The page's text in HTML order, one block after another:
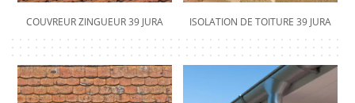
COUVREUR ZINGUEUR 39 JURA ISOLATION DE TOITURE 39 JURA